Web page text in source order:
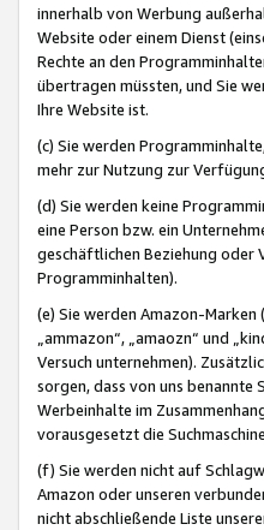
innerhalb von Werbung
Website oder einem Dienst
Rechte an den
übertragen müssten, und Sie
Ihre Website ist.
(c) Sie werden
mehr zur Nutzung zur
(d) Sie werden keine
eine Person bzw. ein
geschäftlichen Beziehung oder
Programminhalten).
(e) Sie werden Amazon-Marken
„ammazon“, „amaozn“ und
Versuch unternehmen).
sorgen, dass von uns benannte
Werbeinhalte im
vorausgesetzt die
(f) Sie werden nicht auf
Amazon oder unseren
nicht abschließende Liste